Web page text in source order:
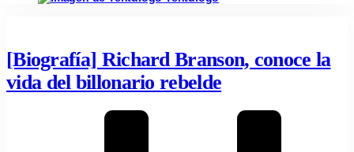
[Biografía] Richard Branson, conoce la
vida del billonario rebelde